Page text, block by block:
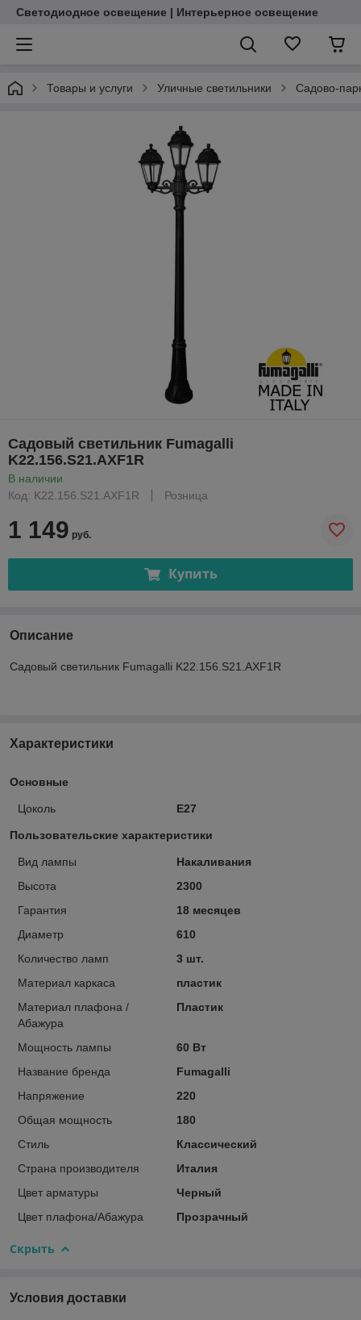
Светодиодное освещение | Интерьерное освещение
Товары и услуги Уличные светильники Садово-
Садовый светильник Fumagalli
K22.156.S21.AXF1R
В наличии
Код: K22.156.S21.AXF1R
Розница
1 149 руб.
Купить
Описание
Садовый светильник Fumagalli K22.156.S21.AXF1R
Характеристики
Основные
Цоколь E27
Пользовательские характеристики
Вид лампы
Накаливания
Высота
2300
Гарантия
18 месяцев
Диаметр
610
Количество ламп
3 шт.
Материал каркаса
пластик
Материал плафона /
Абажура
Пластик
Мощность лампы
60 Вт
Название бренда
Fumagalli
Напряжение
220
Общая мощность
180
Стиль
Классический
Страна производителя
Италия
Цвет арматуры
Черный
Цвет плафона/Абажура
Прозрачный
Скрыть
Условия доставки